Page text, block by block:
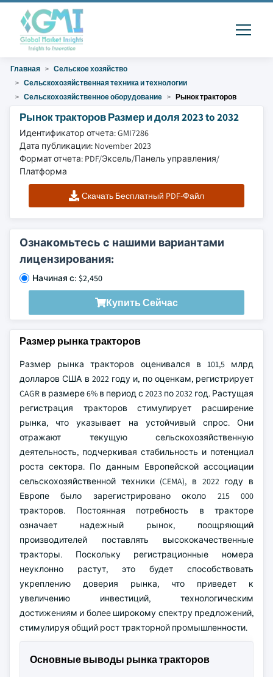
Главная
Сельское хозяйство
Сельскохозяйственная техника и технологии
Сельскохозяйственное оборудование
Рынок тракторов
Рынок тракторов Размер и доля 2023 to 2032
Идентификатор отчета: GMI7286
Дата публикации: November 2023
Формат отчета: PDF/Эксель/Панель управления/
Платформа
Скачать Бесплатный PDF-Файл
Ознакомьтесь с нашими вариантами
лицензирования:
Начиная с: $2,450
Купить Сейчас
Размер рынка тракторов
Размер рынка тракторов оценивался в 101,5 млрд
долларов США в 2022 году и, по оценкам, регистрирует
CAGR в размере 6% в период с 2023 по 2032 год. Растущая
регистрация тракторов стимулирует расширение
рынка, что указывает на устойчивый спрос. Они
отражают текущую сельскохозяйственную
деятельность, подчеркивая стабильность и потенциал
роста сектора. По данным Европейской ассоциации
сельскохозяйственной техники (CEMA), в 2022 году в
Европе было зарегистрировано около 215 000
тракторов. Постоянная потребность в тракторе
означает надежный рынок, поощряющий
производителей поставлять высококачественные
тракторы. Поскольку регистрационные номера
неуклонно растут, это будет способствовать
укреплению доверия рынка, что приведет к
увеличению инвестиций, технологическим
достижениям и более широкому спектру предложений,
стимулируя общий рост тракторной промышленности.
Основные выводы рынка тракторов